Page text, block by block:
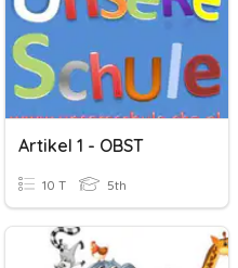
Artikel 1 - OBST
10 T 5th